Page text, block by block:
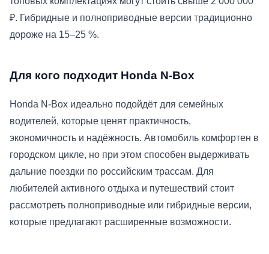
₽. Гибридные и полноприводные версии традиционно
дороже на 15–25 %.
Для кого подходит Honda N-Box
Honda N-Box идеально подойдёт для семейных
водителей, которые ценят практичность,
экономичность и надёжность. Автомобиль комфортен в
городском цикле, но при этом способен выдерживать
дальние поездки по российским трассам. Для
любителей активного отдыха и путешествий стоит
рассмотреть полноприводные или гибридные версии,
которые предлагают расширенные возможности.